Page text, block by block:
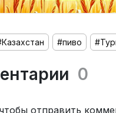
#пиво
0
отправить